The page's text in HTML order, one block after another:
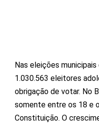
Nas eleições
1.030.563 eleitores
obrigação de votar. No
somente entre os 18 e
Constituição. O